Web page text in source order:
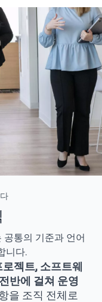
통의 기준과 언어
니다.
젝트, 소프트웨
반에 걸쳐 운영
을 조직 전체로